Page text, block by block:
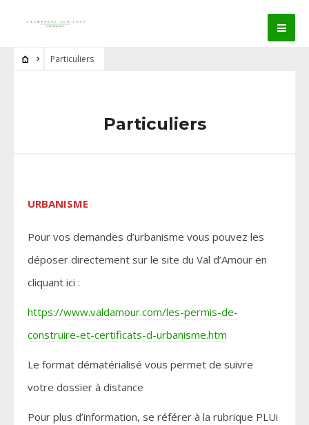
Particuliers
Particuliers
URBANISME
Pour vos demandes d’urbanisme vous pouvez les
déposer directement sur le site du Val d’Amour en
cliquant ici :
https://www.valdamour.com/les-permis-de-
construire-et-certificats-d-urbanisme.htm
Le format dématérialisé vous permet de suivre
votre dossier à distance
Pour plus d’information, se référer à la rubrique PLUi